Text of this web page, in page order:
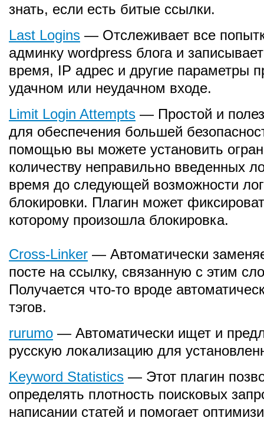
знать, если есть битые ссылки.
Last Logins — Отслеживает все
админку wordpress блога и
время, IP адрес и другие параметры
удачном или неудачном входе.
Limit Login Attempts — Простой и
для обеспечения большей
помощью вы можете установить
количеству неправильно введенных
время до следующей возможности
блокировки. Плагин может
которому произошла блокировка.
Cross-Linker — Автоматически
посте на ссылку, связанную с этим
Получается что-то вроде
тэгов.
rurumo — Автоматически ищет и
русскую локализацию для
Keyword Statistics — Этот плагин
определять плотность поисковых
написании статей и помогает